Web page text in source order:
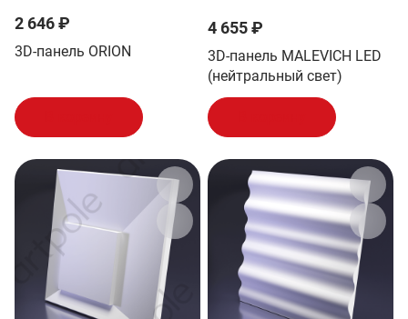
2 646 ₽
3D-панель ORION
4 655 ₽
3D-панель MALEVICH LED
(нейтральный свет)